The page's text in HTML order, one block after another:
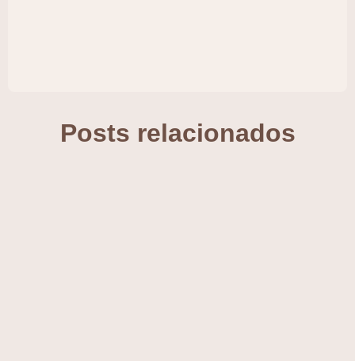
Posts relacionados